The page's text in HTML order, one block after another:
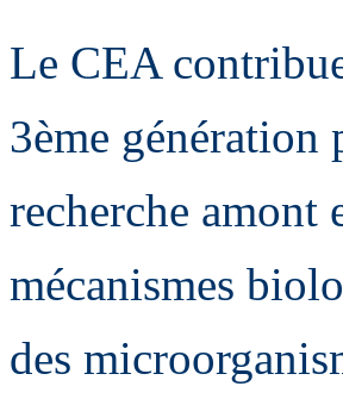
Le CEA
3ème génération
recherche amont
mécanismes
des